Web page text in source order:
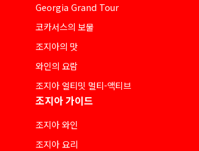
Georgia Grand Tour
코카서스의 보물
조지아의 맛
와인의 요람
조지아 얼티밋 멀티-액티브
조지아 가이드
조지아 와인
조지아 요리